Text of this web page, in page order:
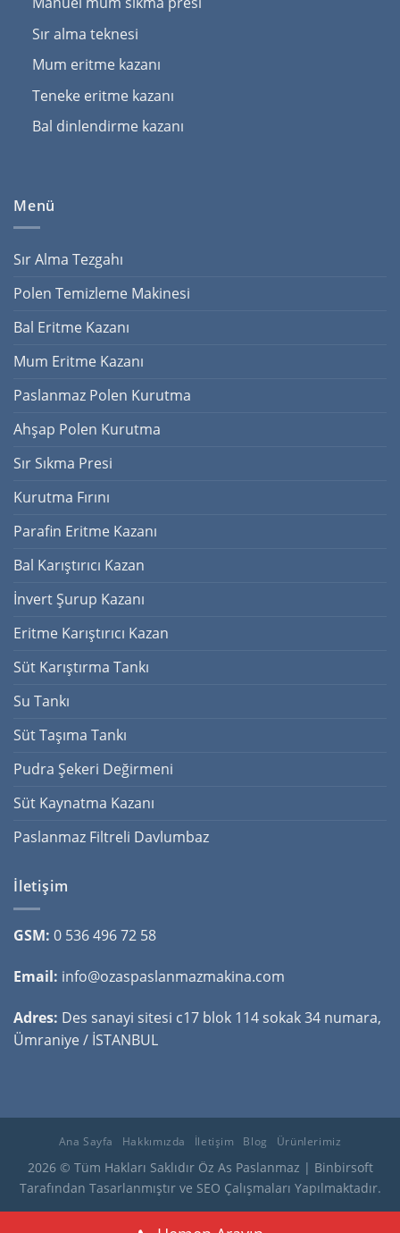
Sır alma teknesi
Mum eritme kazanı
Teneke eritme kazanı
Bal dinlendirme kazanı
Menü
Sır Alma Tezgahı
Polen Temizleme Makinesi
Bal Eritme Kazanı
Mum Eritme Kazanı
Paslanmaz Polen Kurutma
Ahşap Polen Kurutma
Sır Sıkma Presi
Kurutma Fırını
Parafin Eritme Kazanı
Bal Karıştırıcı Kazan
İnvert Şurup Kazanı
Eritme Karıştırıcı Kazan
Süt Karıştırma Tankı
Su Tankı
Süt Taşıma Tankı
Pudra Şekeri Değirmeni
Süt Kaynatma Kazanı
Paslanmaz Filtreli Davlumbaz
İletişim
GSM: 0 536 496 72 58
Email: info@ozaspaslanmazmakina.com
Adres: Des sanayi sitesi c17 blok 114 sokak 34 numara,
Ümraniye / İSTANBUL
Ana Sayfa Hakkımızda İletişim Blog Ürünlerimiz
2026 © Tüm Hakları Saklıdır Öz As Paslanmaz | Binbirsoft
Tarafından Tasarlanmıştır ve SEO Çalışmaları Yapılmaktadır.